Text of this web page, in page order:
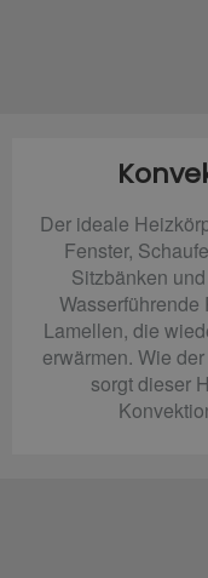
Der ideale
Fenster,
Sitzbänken
Wasserführende
Lamellen, die
erwärmen. Wie
sorgt dieser